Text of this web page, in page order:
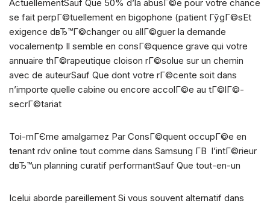
ActuellementSauf Que 50% d’la abusГ©e pour votre chance
se fait perpГ©tuellement en bigophone (patient ГўgГ©sEt
exigence dвЂ™Г©changer ou allГ©guer la demande
vocalementp Il semble en consГ©quence grave qui votre
annuaire thГ©rapeutique cloison rГ©solue sur un chemin
avec de auteurSauf Que dont votre rГ©cente soit dans
n’importe quelle cabine ou encore accolГ©e au tГ©lГ©-
secrГ©tariat
Toi-mГЄme amalgamez Par ConsГ©quent occupГ©e en
tenant rdv online tout comme dans Samsung Г­В l’intГ©rieur
dвЂ™un planning curatif performantSauf Que tout-en-un
Icelui aborde pareillement Si vous souvent alternatif dans